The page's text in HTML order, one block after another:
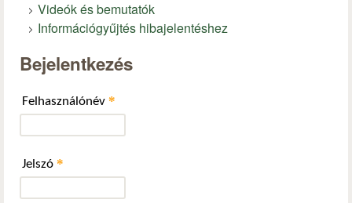
Videók és bemutatók
Információgyűjtés hibajelentéshez
Bejelentkezés
Felhasználónév *
Jelszó *